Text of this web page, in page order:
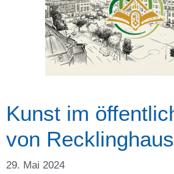
Kunst im
von
29. Mai 2024